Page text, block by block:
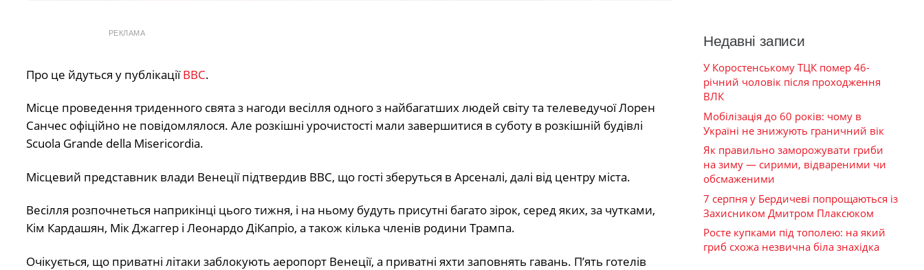
РЕКЛАМА
Про це йдуться у публікаціїBBC.
Місце проведення триденного свята з нагоди весілля одного з найбагатших людей світу та телеведучої Лорен
Санчес офіційно не повідомлялося. Але розкішні урочистості мали завершитися в суботу в розкішній будівлі
Scuola Grande della Misericordia.
Місцевий представник влади Венеції підтвердив BBC, що гості зберуться в Арсеналі, далі від центру міста.
Весілля розпочнеться наприкінці цього тижня, і на ньому будуть присутні багато зірок, серед яких, за чутками,
Кім Кардашян, Мік Джаггер і Леонардо ДіКапріо, а також кілька членів родини Трампа.
Очікується, що приватні літаки заблокують аеропорт Венеції, а приватні яхти заповнять гавань. П’ять готелів
Недавні записи
У Коростенському ТЦК помер 46-
річний чоловік після проходження
ВЛК
Мобілізація до 60 років: чому в
Україні не знижують граничний вік
Як правильно заморожувати гриби
на зиму — сирими, відвареними чи
обсмаженими
7 серпня у Бердичеві попрощаються із
Захисником Дмитром Плаксюком
Росте купками під тополею: на який
гриб схожа незвична біла знахідка